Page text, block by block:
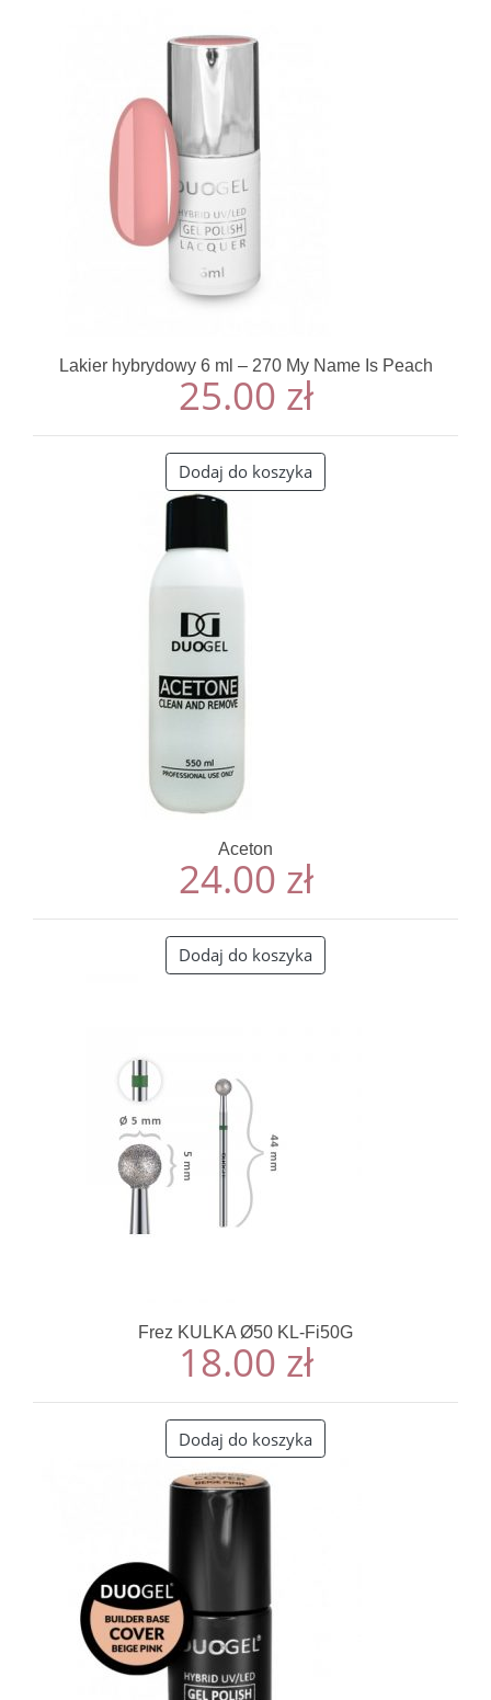
Lakier hybrydowy 6 ml – 270 My Name Is Peach
25.00 zł
Dodaj do koszyka
Aceton
24.00 zł
Dodaj do koszyka
Frez KULKA Ø50 KL-Fi50G
18.00 zł
Dodaj do koszyka